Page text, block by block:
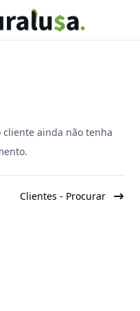
cliente ainda não tenha
Clientes - Procurar